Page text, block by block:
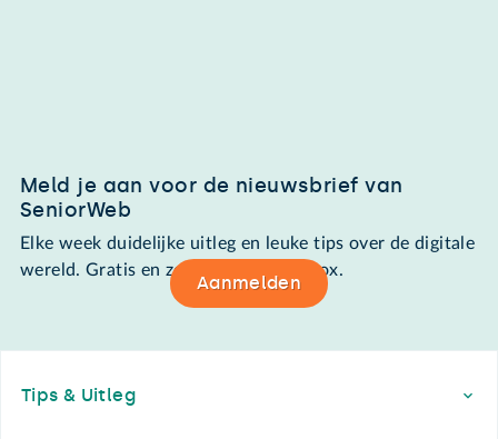
Meld je aan voor de nieuwsbrief van
SeniorWeb
Elke week duidelijke uitleg en leuke tips over de digitale
wereld. Gratis en zomaar in de mailbox.
Aanmelden
Tips & Uitleg